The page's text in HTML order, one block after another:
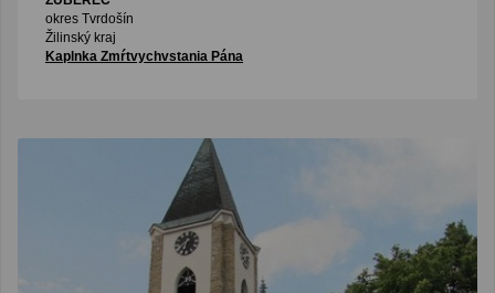
okres Tvrdošín
Žilinský kraj
Kaplnka Zmŕtvychvstania Pána